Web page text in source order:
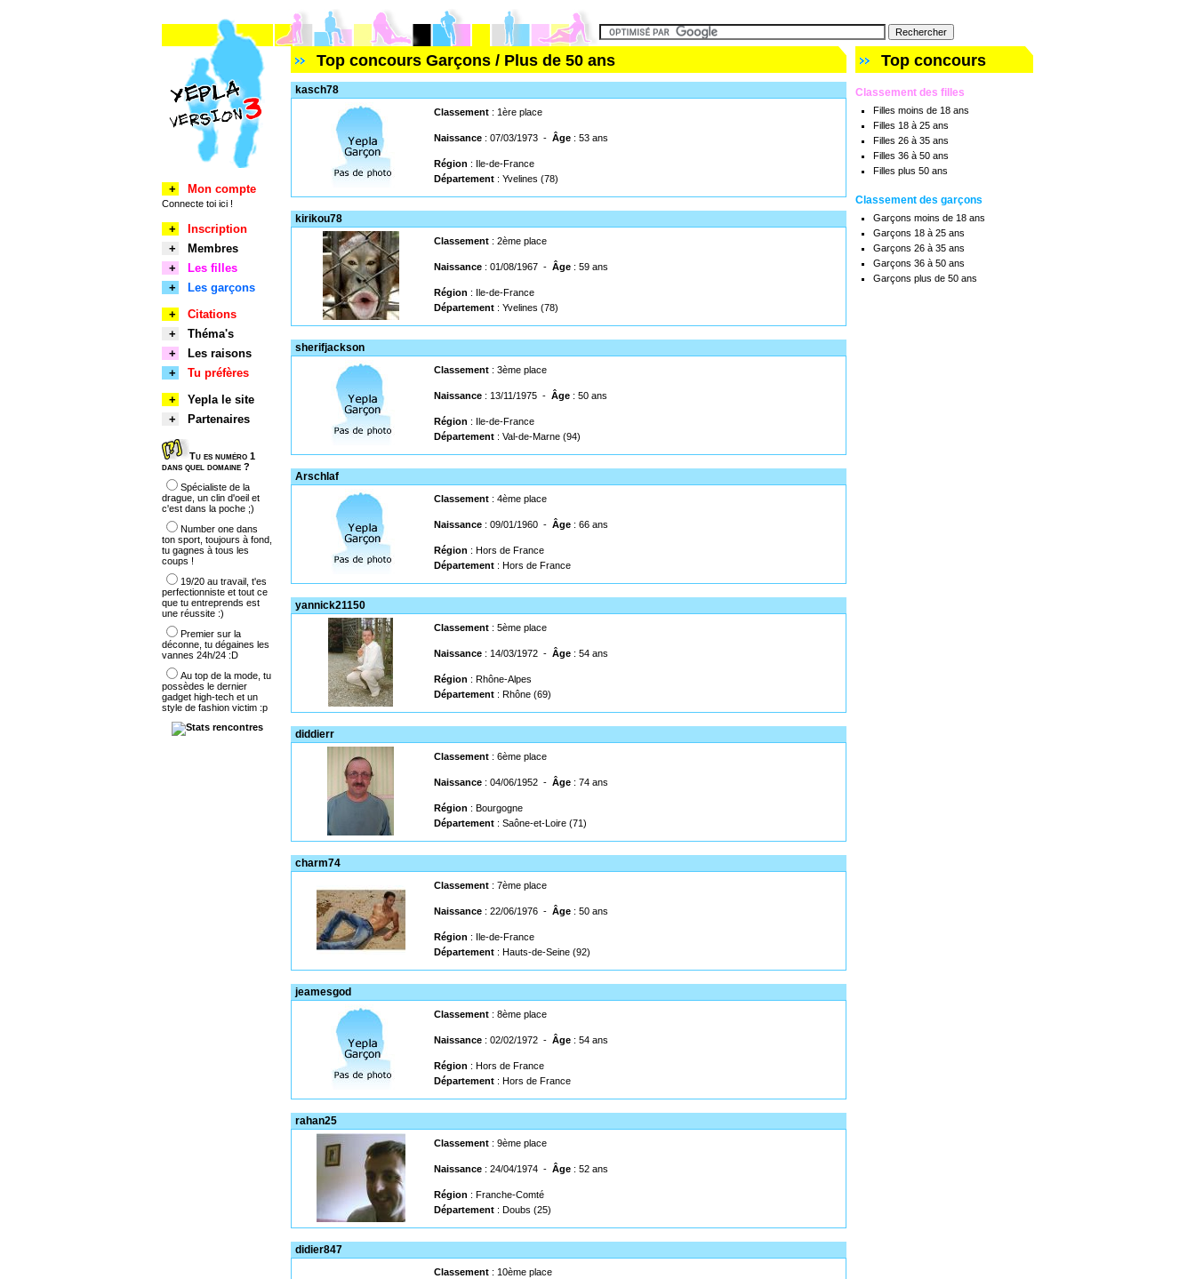
Top concours Garçons / Plus de 50 ans
kasch78
Classement : 1ère place
Naissance : 07/03/1973 - Âge : 53 ans
Région : Ile-de-France
Département : Yvelines (78)
kirikou78
Classement : 2ème place
Naissance : 01/08/1967 - Âge : 59 ans
Région : Ile-de-France
Département : Yvelines (78)
sherifjackson
Classement : 3ème place
Naissance : 13/11/1975 - Âge : 50 ans
Région : Ile-de-France
Département : Val-de-Marne (94)
Arschlaf
Classement : 4ème place
Naissance : 09/01/1960 - Âge : 66 ans
Région : Hors de France
Département : Hors de France
yannick21150
Classement : 5ème place
Naissance : 14/03/1972 - Âge : 54 ans
Région : Rhône-Alpes
Département : Rhône (69)
diddierr
Classement : 6ème place
Naissance : 04/06/1952 - Âge : 74 ans
Région : Bourgogne
Département : Saône-et-Loire (71)
charm74
Classement : 7ème place
Naissance : 22/06/1976 - Âge : 50 ans
Région : Ile-de-France
Département : Hauts-de-Seine (92)
jeamesgod
Classement : 8ème place
Naissance : 02/02/1972 - Âge : 54 ans
Région : Hors de France
Département : Hors de France
rahan25
Classement : 9ème place
Naissance : 24/04/1974 - Âge : 52 ans
Région : Franche-Comté
Département : Doubs (25)
didier847
Classement : 10ème place
Top concours
Classement des filles
Filles moins de 18 ans
Filles 18 à 25 ans
Filles 26 à 35 ans
Filles 36 à 50 ans
Filles plus 50 ans
Classement des garçons
Garçons moins de 18 ans
Garçons 18 à 25 ans
Garçons 26 à 35 ans
Garçons 36 à 50 ans
Garçons plus de 50 ans
+ Mon compte
Connecte toi ici !
+
Inscription
+
Membres
+
Les filles
+
Les garçons
+
Citations
+
Théma's
+
Les raisons
+
Tu préfères
+
Yepla le site
+
Partenaires
Tu es numéro 1
dans quel domaine ?
Spécialiste de la
drague, un clin d'oeil et
c'est dans la poche ;)
Number one dans
ton sport, toujours à fond,
tu gagnes à tous les
coups !
19/20 au travail, t'es
perfectionniste et tout ce
que tu entreprends est
une réussite :)
Premier sur la
déconne, tu dégaines les
vannes 24h/24 :D
Au top de la mode, tu
possèdes le dernier
gadget high-tech et un
style de fashion victim :p